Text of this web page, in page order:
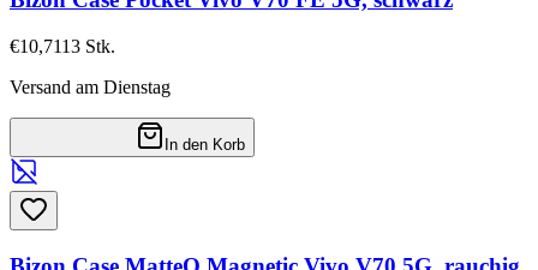
€10,7113 Stk.
Versand am Dienstag
In den Korb